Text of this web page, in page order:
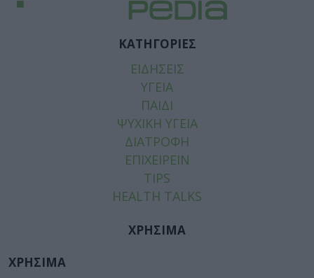
ΚΑΤΗΓΟΡΙΕΣ
ΕΙΔΗΣΕΙΣ
ΥΓΕΙΑ
ΠΑΙΔΙ
ΨΥΧΙΚΗ ΥΓΕΙΑ
ΔΙΑΤΡΟΦΗ
ΕΠΙΧΕΙΡΕΙΝ
TIPS
HEALTH TALKS
ΧΡΗΣΙΜΑ
ΧΡΗΣΙΜΑ